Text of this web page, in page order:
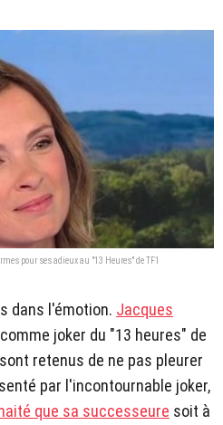
pour ses adieux au "13 Heures" de TF1
dans l'émotion. Jacques
joker du "13 heures" de
retenus de ne pas pleurer
par l'incontournable joker,
que sa successeure soit à